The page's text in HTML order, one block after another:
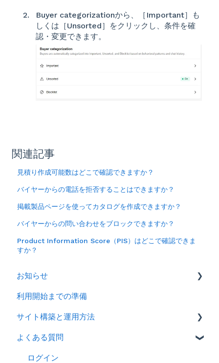
Buyer categorizationから、［Important］も
しくは［Unsorted］をクリックし、条件を確
認・変更できます。
関連記事
見積り作成可能数はどこで確認できますか？
バイヤーからの電話を拒否することはできますか？
掲載製品ページを使ってカタログを作成できますか？
バイヤーからの問い合わせをブロックできますか？
Product Information Score（PIS）はどこで確認できま
すか？
お知らせ
2026年
2025年
2024年
利用開始までの準備
サイト構築と運用方法
会社情報を登録する
製品ページ登録の準備をする
よくある質問
ログイン